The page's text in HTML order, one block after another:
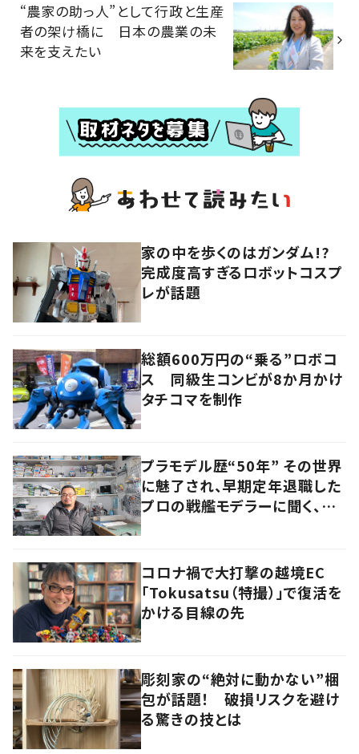
“農家の助っ人”として行政と生産
者の架け橋に 日本の農業の未
来を支えたい
家の中を歩くのはガンダム!?
完成度高すぎるロボットコスプ
レが話題
総額600万円の“乗る”ロボコ
ス 同級生コンビが8か月かけ
タチコマを制作
プラモデル歴“50年” その世界
に魅了され、早期定年退職した
プロの戦艦モデラーに聞く、充
コロナ禍で大打撃の越境EC
「Tokusatsu（特撮）」で復活を
かける目線の先
彫刻家の“絶対に動かない”梱
包が話題！ 破損リスクを避け
る驚きの技とは